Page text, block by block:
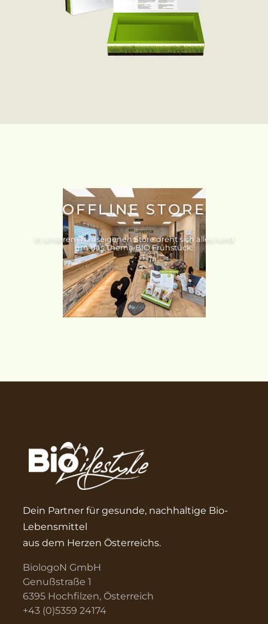
OFFLINE STORE
In unserem hauseigenen Store dreht sich alles rund
um das Thema BIO Frühstück.
Dein Partner für gesunde, nachhaltige Bio-
Lebensmittel
aus dem Herzen Österreichs.
BiologoN GmbH
Genußstraße 1
6395 Hochfilzen, Österreich
+43 (0)5359 24174